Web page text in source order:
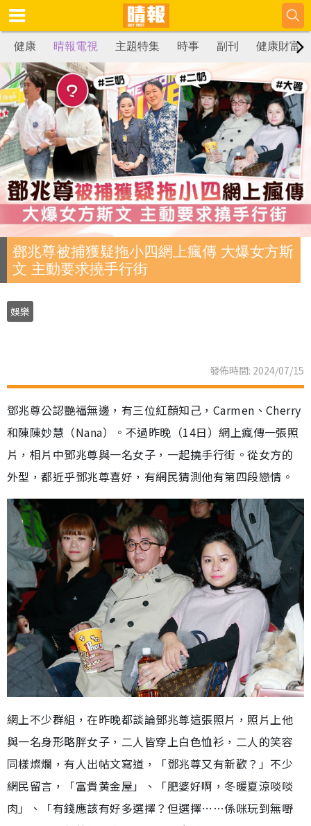
健康 晴報電視 主題特集 時事 副刊 健康財富
鄧兆尊被捕獲疑拖小四網上瘋傳 大爆女方斯
文 主動要求撓手行街
娛樂
發佈時間: 2024/07/15
鄧兆尊公認艷福無邊，有三位紅顏知己，Carmen、Cherry
和陳陳妙慧（Nana）。不過昨晚（14日）網上瘋傳一張照
片，相片中鄧兆尊與一名女子，一起撓手行街。從女方的
外型，都近乎鄧兆尊喜好，有網民猜測他有第四段戀情。
網上不少群組，在昨晚都談論鄧兆尊這張照片，照片上他
與一名身形略胖女子，二人皆穿上白色恤衫，二人的笑容
同樣燦爛，有人出帖文寫道，「鄧兆尊又有新歡？」不少
網民留言，「富貴黄金屋」、「肥婆好啊，冬暖夏涼啖啖
肉」、「有錢應該有好多選擇？但選擇……係咪玩到無嘢